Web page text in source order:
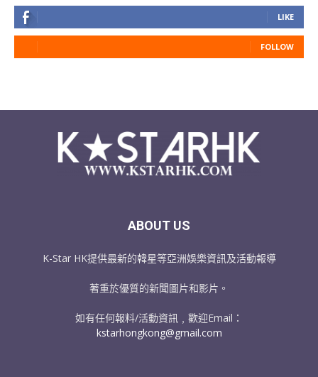
LIKE
FOLLOW
ABOUT US
K-Star HK提供最新的韓星等亞洲娛樂資訊及活動報導
著重於優質的新聞圖片和影片。
如有任何報料/活動資訊﹐歡迎Email：
kstarhongkong@gmail.com